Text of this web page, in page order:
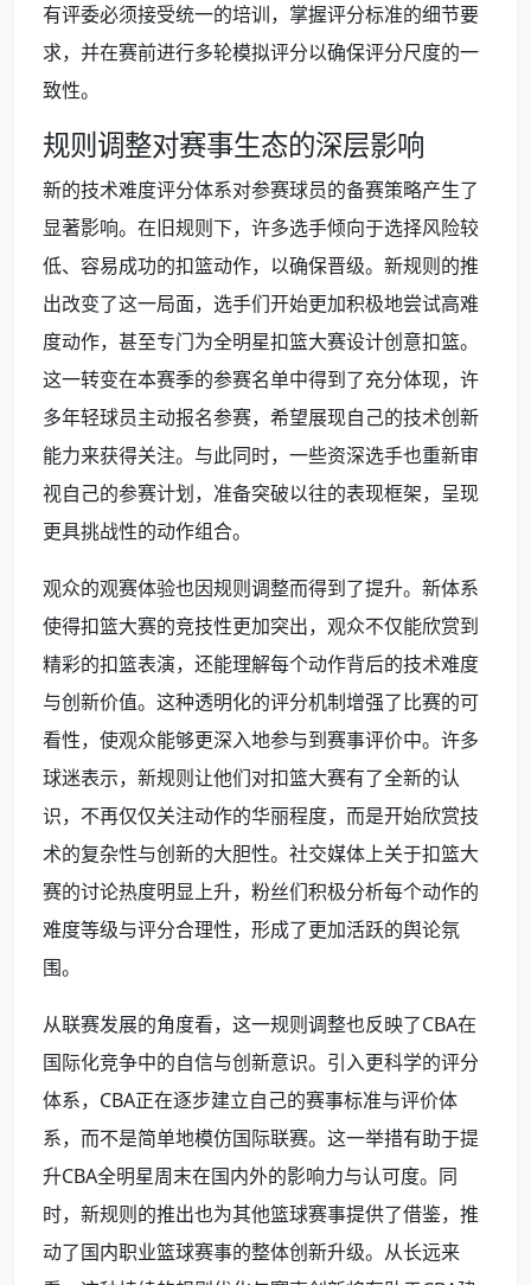
有评委必须接受统一的培训，掌握评分标准的细节要
求，并在赛前进行多轮模拟评分以确保评分尺度的一
致性。
规则调整对赛事生态的深层影响
新的技术难度评分体系对参赛球员的备赛策略产生了
显著影响。在旧规则下，许多选手倾向于选择风险较
低、容易成功的扣篮动作，以确保晋级。新规则的推
出改变了这一局面，选手们开始更加积极地尝试高难
度动作，甚至专门为全明星扣篮大赛设计创意扣篮。
这一转变在本赛季的参赛名单中得到了充分体现，许
多年轻球员主动报名参赛，希望展现自己的技术创新
能力来获得关注。与此同时，一些资深选手也重新审
视自己的参赛计划，准备突破以往的表现框架，呈现
更具挑战性的动作组合。
观众的观赛体验也因规则调整而得到了提升。新体系
使得扣篮大赛的竞技性更加突出，观众不仅能欣赏到
精彩的扣篮表演，还能理解每个动作背后的技术难度
与创新价值。这种透明化的评分机制增强了比赛的可
看性，使观众能够更深入地参与到赛事评价中。许多
球迷表示，新规则让他们对扣篮大赛有了全新的认
识，不再仅仅关注动作的华丽程度，而是开始欣赏技
术的复杂性与创新的大胆性。社交媒体上关于扣篮大
赛的讨论热度明显上升，粉丝们积极分析每个动作的
难度等级与评分合理性，形成了更加活跃的舆论氛
围。
从联赛发展的角度看，这一规则调整也反映了CBA在
国际化竞争中的自信与创新意识。引入更科学的评分
体系，CBA正在逐步建立自己的赛事标准与评价体
系，而不是简单地模仿国际联赛。这一举措有助于提
升CBA全明星周末在国内外的影响力与认可度。同
时，新规则的推出也为其他篮球赛事提供了借鉴，推
动了国内职业篮球赛事的整体创新升级。从长远来